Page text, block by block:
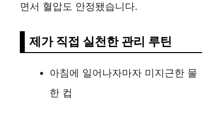
면서 혈압도 안정됐습니다.
제가 직접 실천한 관리 루틴
아침에 일어나자마자 미지근한 물
한 컵